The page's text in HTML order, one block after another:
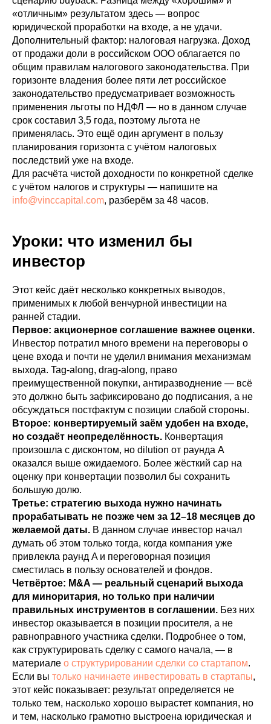
«отличным» результатом здесь — вопрос
юридической проработки на входе, а не удачи.
Дополнительный фактор: налоговая нагрузка. Доход
от продажи доли в российском ООО облагается по
общим правилам налогового законодательства. При
горизонте владения более пяти лет российское
законодательство предусматривает возможность
применения льготы по НДФЛ — но в данном случае
срок составил 3,5 года, поэтому льгота не
применялась. Это ещё один аргумент в пользу
планирования горизонта с учётом налоговых
последствий уже на входе.
Для расчёта чистой доходности по конкретной сделке
с учётом налогов и структуры — напишите на
info@vinccapital.com, разберём за 48 часов.
Уроки: что изменил бы
инвестор
Этот кейс даёт несколько конкретных выводов,
применимых к любой венчурной инвестиции на
ранней стадии.
Первое: акционерное соглашение важнее оценки.
Инвестор потратил много времени на переговоры о
цене входа и почти не уделил внимания механизмам
выхода. Tag-along, drag-along, право
преимущественной покупки, антиразводнение — всё
это должно быть зафиксировано до подписания, а не
обсуждаться постфактум с позиции слабой стороны.
Второе: конвертируемый заём удобен на входе,
но создаёт неопределённость. Конвертация
произошла с дисконтом, но dilution от раунда A
оказался выше ожидаемого. Более жёсткий cap на
оценку при конвертации позволил бы сохранить
большую долю.
Третье: стратегию выхода нужно начинать
прорабатывать не позже чем за 12–18 месяцев до
желаемой даты. В данном случае инвестор начал
думать об этом только тогда, когда компания уже
привлекла раунд A и переговорная позиция
сместилась в пользу основателей и фондов.
Четвёртое: M&A — реальный сценарий выхода
для миноритария, но только при наличии
правильных инструментов в соглашении. Без них
инвестор оказывается в позиции просителя, а не
равноправного участника сделки. Подробнее о том,
как структурировать сделку с самого начала, — в
материале о структурировании сделки со стартапом.
Если вы только начинаете инвестировать в стартапы,
этот кейс показывает: результат определяется не
только тем, насколько хорошо вырастет компания, но
и тем, насколько грамотно выстроена юридическая и